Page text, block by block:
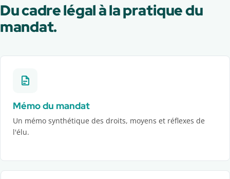
Du cadre légal à la pratique du
mandat.
Mémo du mandat
Un mémo synthétique des droits, moyens et réflexes de
l'élu.